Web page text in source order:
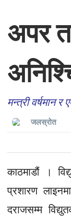
अपर
मन्त्री वर्षमान
जलस्रोत
काठमाडौं ।
प्रशारण
दराजसम्म